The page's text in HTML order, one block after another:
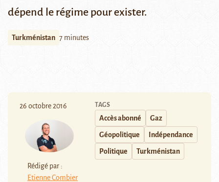
dépend le régime pour exister.
Turkménistan 7 minutes
26 octobre 2016
Rédigé par :
Etienne Combier
TAGS
Accès abonné Gaz
Géopolitique Indépendance
Politique Turkménistan